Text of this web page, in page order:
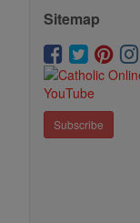
Sitemap
Subscribe